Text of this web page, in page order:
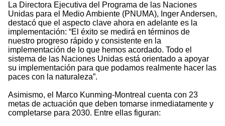
La Directora Ejecutiva del Programa de las Naciones
Unidas para el Medio Ambiente (PNUMA), Inger Andersen,
destacó que el aspecto clave ahora en adelante es la
implementación: “El éxito se medirá en términos de
nuestro progreso rápido y consistente en la
implementación de lo que hemos acordado. Todo el
sistema de las Naciones Unidas está orientado a apoyar
su implementación para que podamos realmente hacer las
paces con la naturaleza”.
Asimismo, el Marco Kunming-Montreal cuenta con 23
metas de actuación que deben tomarse inmediatamente y
completarse para 2030. Entre ellas figuran: